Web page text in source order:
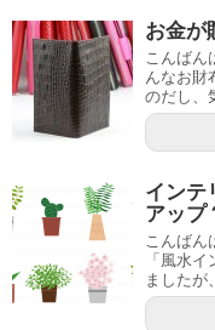
お金が
こんばん
んなお財
のだし、
インテ
アップ
こんばん
「風水
ましたが